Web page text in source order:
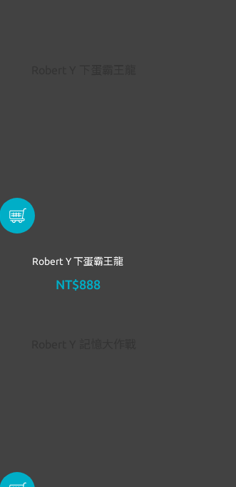
Robert Y 下蛋霸王龍
NT$888